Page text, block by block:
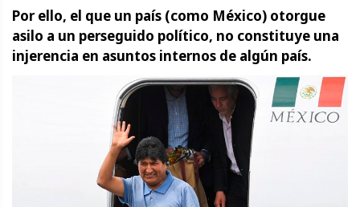
Por ello, el que un país (como México) otorgue
asilo a un perseguido político, no constituye una
injerencia en asuntos internos de algún país.